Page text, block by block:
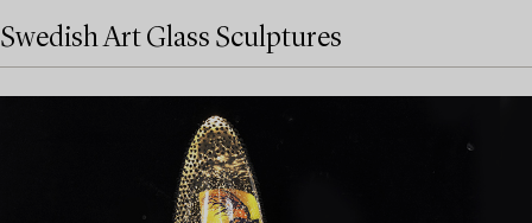
Swedish Art Glass Sculptures